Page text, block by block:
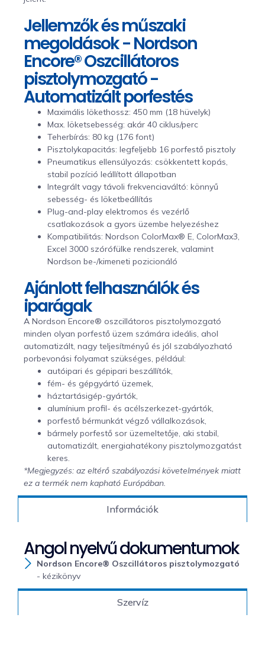
Információk
Szervíz
Jellemzők és műszaki
megoldások - Nordson
Encore® Oszcillátoros
pisztolymozgató -
Automatizált porfestés
Maximális lökethossz: 450 mm (18 hüvelyk)
Max. löketsebesség: akár 40 ciklus/perc
Teherbírás: 80 kg (176 font)
Pisztolykapacitás: legfeljebb 16 porfestő pisztoly
Pneumatikus ellensúlyozás: csökkentett kopás,
stabil pozíció leállított állapotban
Integrált vagy távoli frekvenciaváltó: könnyű
sebesség- és löketbeállítás
Plug-and-play elektromos és vezérlő
csatlakozások a gyors üzembe helyezéshez
Kompatibilitás: Nordson ColorMax® E, ColorMax3,
Excel 3000 szórófülke rendszerek, valamint
Nordson be-/kimeneti pozicionáló
Ajánlott felhasználók és
iparágak
A Nordson Encore® oszcillátoros pisztolymozgató
minden olyan porfestő üzem számára ideális, ahol
automatizált, nagy teljesítményű és jól szabályozható
porbevonási folyamat szükséges, például:
autóipari és gépipari beszállítók,
fém- és gépgyártó üzemek,
háztartásigép-gyártók,
alumínium profil- és acélszerkezet-gyártók,
porfestő bérmunkát végző vállalkozások,
bármely porfestő sor üzemeltetője, aki stabil,
automatizált, energiahatékony pisztolymozgatást
keres.
*Megjegyzés: az eltérő szabályozási követelmények miatt
ez a termék nem kapható Európában.
Angol nyelvű dokumentumok
Nordson Encore® Oszcillátoros pisztolymozgató
- kézikönyv